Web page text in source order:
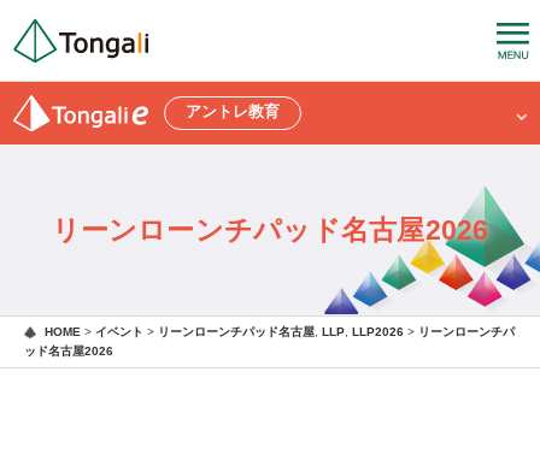
アントレ教育
リーンローンチパッド名古屋2026
HOME > イベント > リーンローンチパッド名古屋, LLP, LLP2026 > リーンローンチパ
ッド名古屋2026